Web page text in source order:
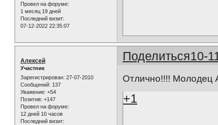
Провел на форуме:
1 месяц 19 дней
Последний визит:
07-12-2022 22:35:07
Поделиться10-
Алексей
Участник
Зарегистрирован: 27-07-2010
Сообщений: 137
Уважение: +54
Позитив: +147
Провел на форуме:
12 дней 10 часов
Последний визит:
Отлично!!!! Молодец
+1